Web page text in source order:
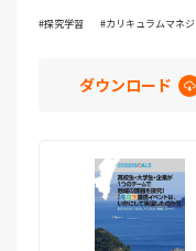
探究学習 カリキュラムマネ
ダウンロード